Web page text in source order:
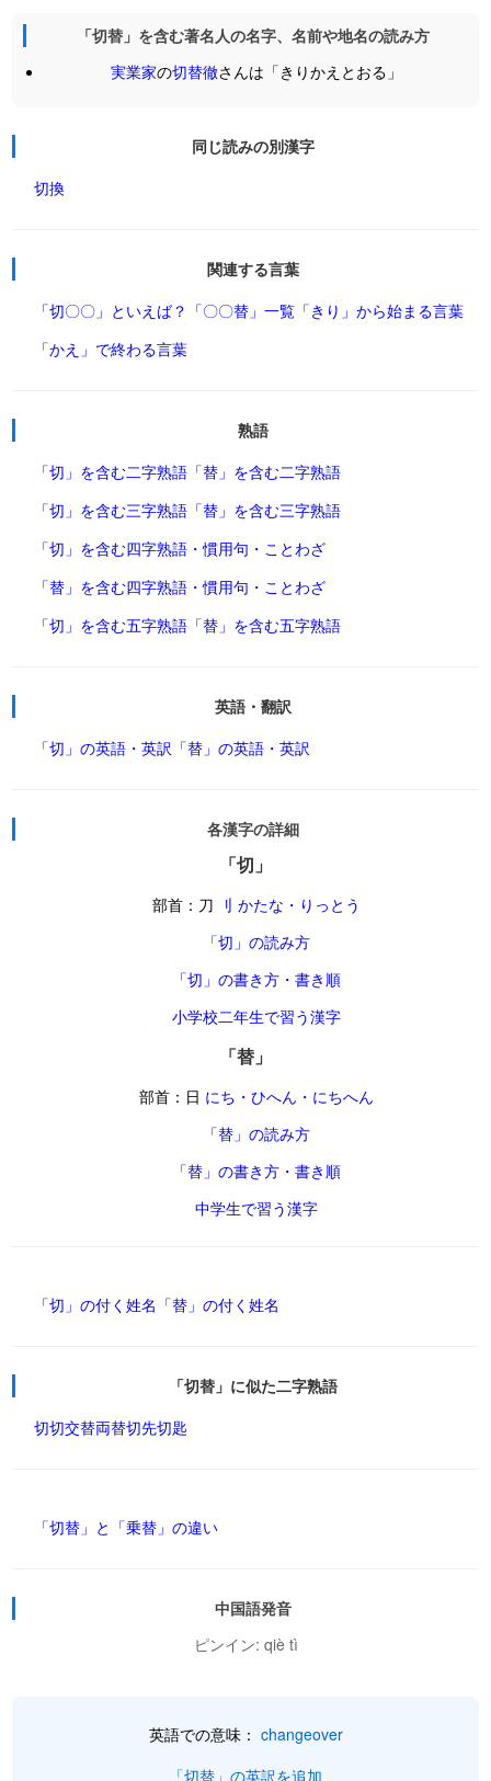
「切替」を含む著名人の名字、名前や地名の読み方
実業家の切替徹さんは「きりかえとおる」
同じ読みの別漢字
切換
関連する言葉
「切〇〇」といえば？ 「〇〇替」一覧 「きり」から始まる言葉
「かえ」で終わる言葉
熟語
「切」を含む二字熟語 「替」を含む二字熟語
「切」を含む三字熟語 「替」を含む三字熟語
「切」を含む四字熟語・慣用句・ことわざ
「替」を含む四字熟語・慣用句・ことわざ
「切」を含む五字熟語 「替」を含む五字熟語
英語・翻訳
「切」の英語・英訳 「替」の英語・英訳
各漢字の詳細
「切」
部首：刀 刂 かたな・りっとう
「切」の読み方
「切」の書き方・書き順
小学校二年生で習う漢字
「替」
部首：日 にち・ひへん・にちへん
「替」の読み方
「替」の書き方・書き順
中学生で習う漢字
「切」の付く姓名 「替」の付く姓名
「切替」に似た二字熟語
切切交替両替切先切匙
「切替」と「乗替」の違い
中国語発音
ピンイン: qiè tì
英語での意味： changeover
「切替」の英訳を追加